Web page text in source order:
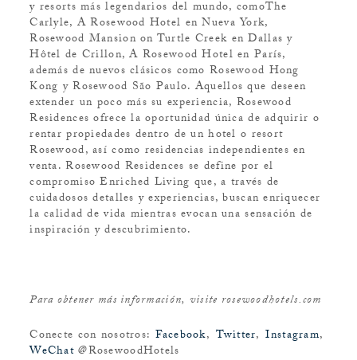
y resorts más legendarios del mundo, comoThe
Carlyle, A Rosewood Hotel en Nueva York,
Rosewood Mansion on Turtle Creek en Dallas y
Hôtel de Crillon, A Rosewood Hotel en París,
además de nuevos clásicos como Rosewood Hong
Kong y Rosewood São Paulo. Aquellos que deseen
extender un poco más su experiencia, Rosewood
Residences ofrece la oportunidad única de adquirir o
rentar propiedades dentro de un hotel o resort
Rosewood, así como residencias independientes en
venta. Rosewood Residences se define por el
compromiso Enriched Living que, a través de
cuidadosos detalles y experiencias, buscan enriquecer
la calidad de vida mientras evocan una sensación de
inspiración y descubrimiento.
Para obtener más información, visite rosewoodhotels.com
Conecte con nosotros: Facebook, Twitter,Instagram,
WeChat @RosewoodHotels